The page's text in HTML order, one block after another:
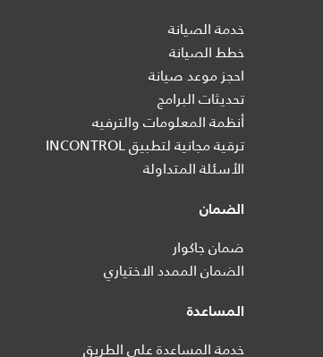
خدمة الصيانة
خطط الصيانة
احجز موعد صيانة
تحديثات البرامج
أنظمة المعلومات والترفيه
ترقية مجانية لتطبيق INCONTROL
الأسئلة المتداولة
الضمان
ضمان جاكوار
الضمان الممدد الاختياري
المساعدة
خدمة المساعدة على الطريق